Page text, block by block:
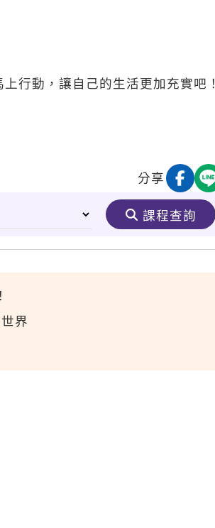
行動，讓自己的生活更加充實吧！
分享
課程查詢
界